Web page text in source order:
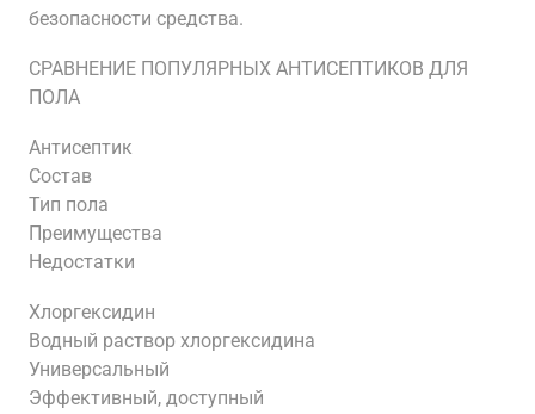
безопасности средства.
СРАВНЕНИЕ ПОПУЛЯРНЫХ АНТИСЕПТИКОВ ДЛЯ
ПОЛА
Антисептик
Состав
Тип пола
Преимущества
Недостатки
Хлоргексидин
Водный раствор хлоргексидина
Универсальный
Эффективный, доступный